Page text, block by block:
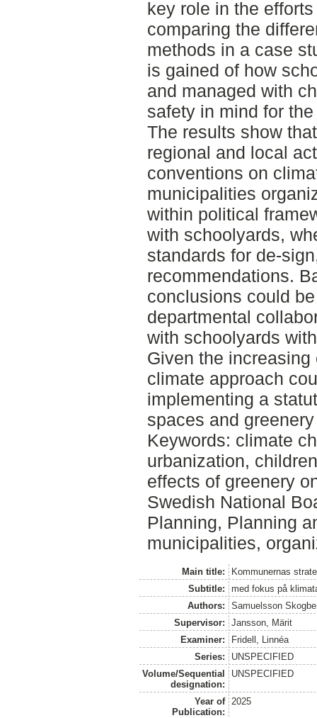
key role in the
comparing the
methods in a case
is gained of how
and managed with
safety in mind for
The results show
regional and local
conventions on
municipalities
within political
with schoolyards,
standards for de-
recommendations.
conclusions could
departmental
with schoolyards
Given the
climate approach
implementing a
spaces and
Keywords: climate
urbanization,
effects of greenery
Swedish National
Planning, Planning
municipalities,
Main title:
Kommunernas
Subtitle:
med fokus på
Authors:
Samuelsson
Supervisor:
Jansson, Märit
Examiner:
Fridell, Linnéa
Series:
UNSPECIFIED
Volume/Sequential
designation:
UNSPECIFIED
Year of
Publication:
2025